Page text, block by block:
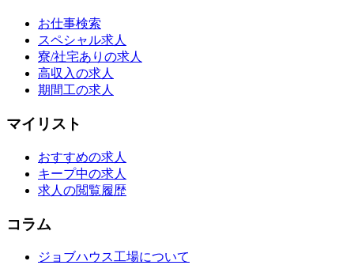
お仕事検索
スペシャル求人
寮/社宅ありの求人
高収入の求人
期間工の求人
マイリスト
おすすめの求人
キープ中の求人
求人の閲覧履歴
コラム
ジョブハウス工場について